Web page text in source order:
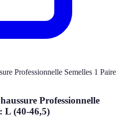
Professionnelle
L (40-46,5)